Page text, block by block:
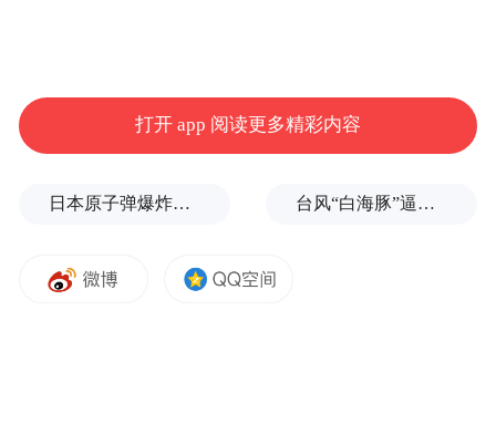
上市36年间，*ST国华历经多次资产重组与
一：2000—2001年，公司剥离运输资产，注
新增房地产开发业务，退出生物指纹领域；
打开 app 阅读更多精彩内容
日本原子弹爆炸亲历者反对高市修改无核三原则，“她应该下台” 台风“白海豚”逼近浙闽沿海，10余省份将掀强风雨